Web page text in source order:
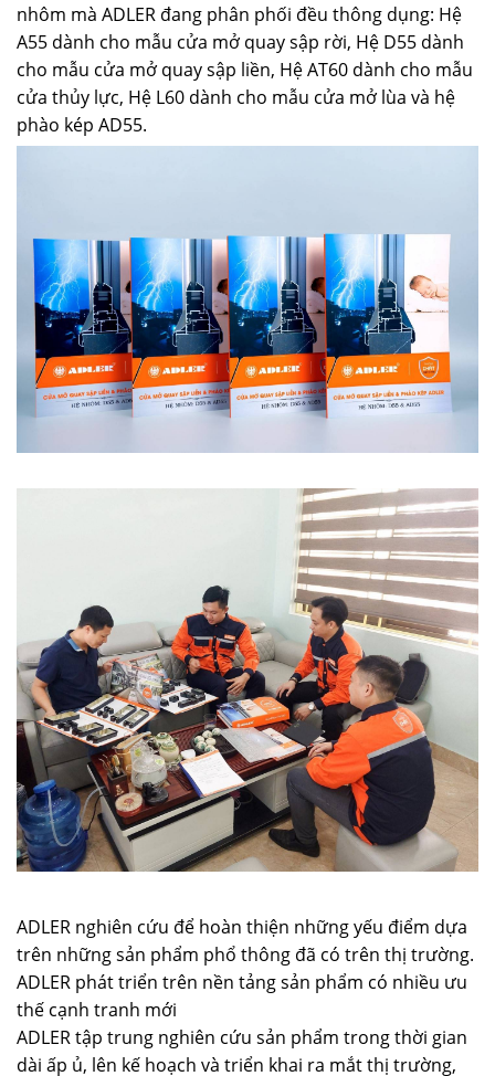
nhôm mà ADLER đang phân phối đều thông dụng: Hệ
A55 dành cho mẫu cửa mở quay sập rời, Hệ D55 dành
cho mẫu cửa mở quay sập liền, Hệ AT60 dành cho mẫu
cửa thủy lực, Hệ L60 dành cho mẫu cửa mở lùa và hệ
phào kép AD55.
ADLER nghiên cứu để hoàn thiện những yếu điểm dựa
trên những sản phẩm phổ thông đã có trên thị trường.
ADLER phát triển trên nền tảng sản phẩm có nhiều ưu
thế cạnh tranh mới
ADLER tập trung nghiên cứu sản phẩm trong thời gian
dài ấp ủ, lên kế hoạch và triển khai ra mắt thị trường,